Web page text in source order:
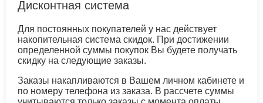
Дисконтная система
Для постоянных покупателей у нас действует
накопительная система скидок. При достижении
определенной суммы покупок Вы будете получать
скидку на следующие заказы.
Заказы накапливаются в Вашем личном кабинете и
по номеру телефона из заказа. В рассчете суммы